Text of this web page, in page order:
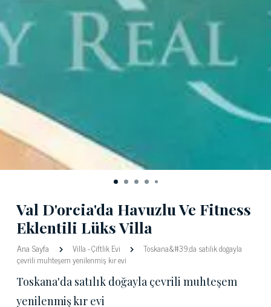
Val D'orcia'da Havuzlu Ve Fitness
Eklentili Lüks Villa
Ana Sayfa Villa-Çiftlik Evi
Toskana&#39;da satılık doğayla
çevrili muhteşem yenilenmiş kır evi
Toskana'da satılık doğayla çevrili muhteşem
yenilenmiş kır evi